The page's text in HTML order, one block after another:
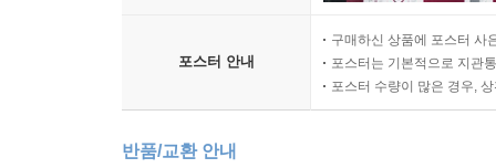
포스터 안내
구매하신 상품에 포스터 사
포스터는 기본적으로 지관
포스터 수량이 많은 경우,
반품/교환 안내